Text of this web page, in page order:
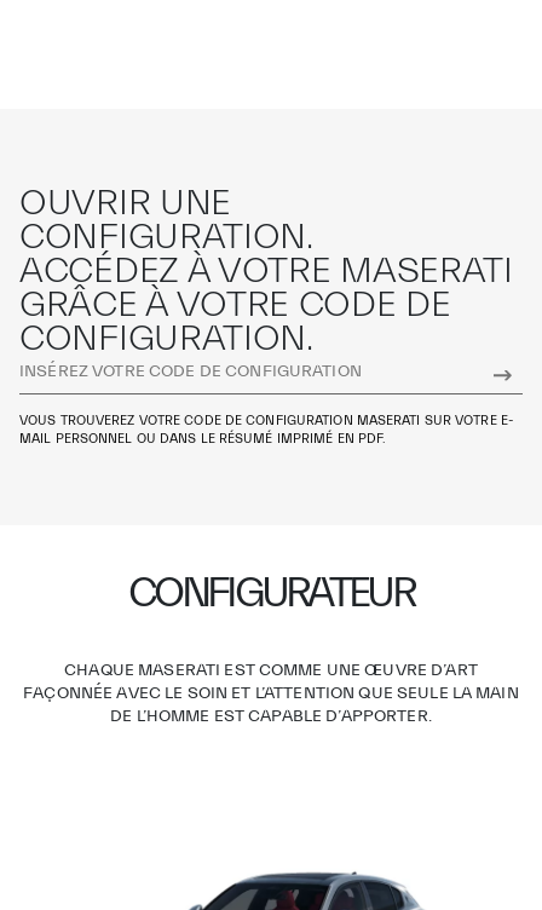
OUVRIR UNE
CONFIGURATION.
ACCÉDEZ À VOTRE MASERATI
GRÂCE À VOTRE CODE DE
CONFIGURATION.
VOUS TROUVEREZ VOTRE CODE DE CONFIGURATION MASERATI SUR VOTRE E-
MAIL PERSONNEL OU DANS LE RÉSUMÉ IMPRIMÉ EN PDF.
CONFIGURATEUR
CHAQUE MASERATI EST COMME UNE ŒUVRE D’ART
FAÇONNÉE AVEC LE SOIN ET L’ATTENTION QUE SEULE LA MAIN
DE L’HOMME EST CAPABLE D’APPORTER.